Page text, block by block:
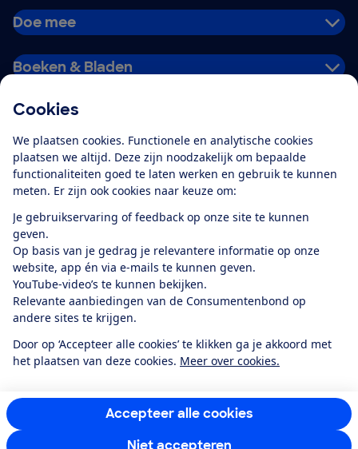
Cookies
We plaatsen cookies. Functionele en analytische cookies
plaatsen we altijd. Deze zijn noodzakelijk om bepaalde
functionaliteiten goed te laten werken en gebruik te kunnen
meten. Er zijn ook cookies naar keuze om:
Je gebruikservaring of feedback op onze site te kunnen
geven.
Op basis van je gedrag je relevantere informatie op onze
website, app én via e-mails te kunnen geven.
YouTube-video’s te kunnen bekijken.
Relevante aanbiedingen van de Consumentenbond op
andere sites te krijgen.
Door op ‘Accepteer alle cookies’ te klikken ga je akkoord met
het plaatsen van deze cookies. Meer over cookies.
Accepteer alle cookies
Niet accepteren
Doe mee
Boeken & Bladen
Alles over de
app
Algemene Voorwaarden
Privacyverklaring
Cookiebeleid
Privacyvoorkeuren
Toegankelijkheid
RSS-feed nieuws
Facebook
TwitterInstagram
YoutubeLinkedIn
12.901consumentenbeoordelen de Consumentenbondmet gemiddeld